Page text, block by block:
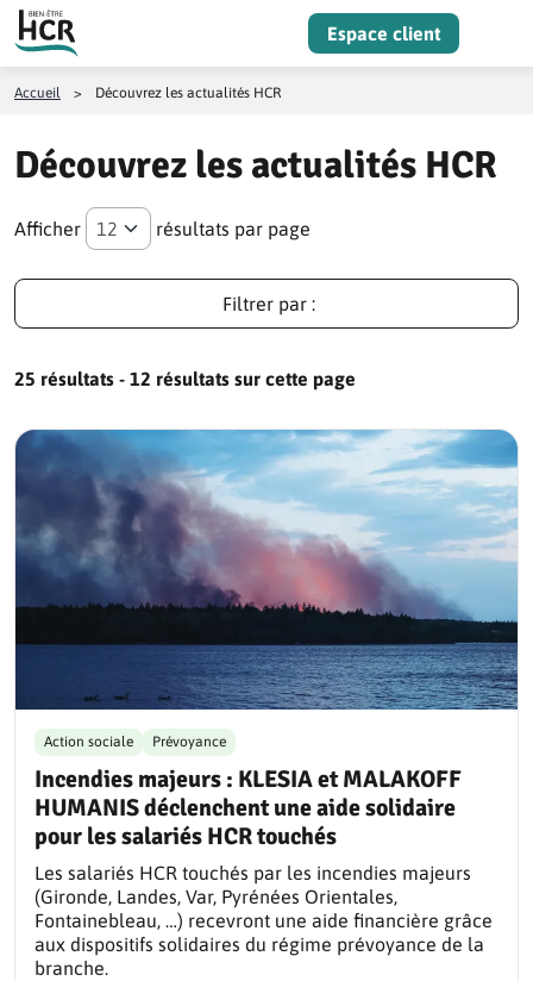
Aller au contenu
Espace client
Accueil > Découvrez les actualités HCR
Découvrez les actualités HCR
Afficher résultats par page
Filtrer par :
25 résultats - 12 résultats sur cette page
Incendies majeurs : KLESIA et MALAKOFF
HUMANIS déclenchent une aide solidaire
pour les salariés HCR touchés
Action sociale Prévoyance
Les salariés HCR touchés par les incendies majeurs
(Gironde, Landes, Var, Pyrénées Orientales,
Fontainebleau, …) recevront une aide financière grâce
aux dispositifs solidaires du régime prévoyance de la
branche.